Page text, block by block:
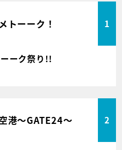
トーーク！ 1
ーク祭り!!
港～GATE24～ 2